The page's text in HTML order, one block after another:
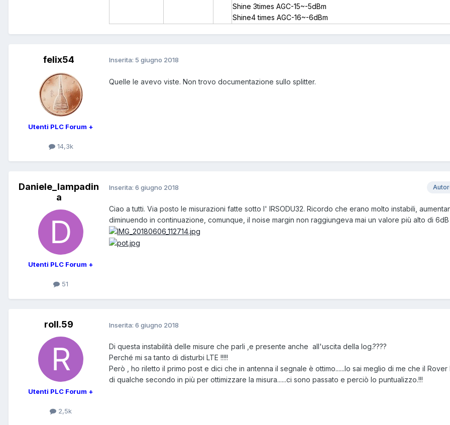
Shine 3times AGC-15~-5dBm
Shine4 times AGC-16~-6dBm
felix54
Utenti PLC Forum +
14,3k
Inserita: 5 giugno 2018
Quelle le avevo viste. Non trovo documentazione sullo splitter.
Daniele_lampadin
a
Utenti PLC Forum +
51
Inserita: 6 giugno 2018
Ciao a tutti. Via posto le misurazioni fatte sotto l' IRSODU32. Ricordo che erano molto instabili,
diminuendo in continuazione, comunque, il noise margin non raggiungeva mai un valore più alto di
roll.59
Utenti PLC Forum +
2,5k
Inserita: 6 giugno 2018
Di questa instabilità delle misure che parli ,e presente anche all'uscita della log.????
Perché mi sa tanto di disturbi LTE !!!!!
Però , ho riletto il primo post e dici che in antenna il segnale è ottimo......lo sai meglio di me che il
di qualche secondo in più per ottimizzare la misura......ci sono passato e perciò lo puntualizzo.!!!